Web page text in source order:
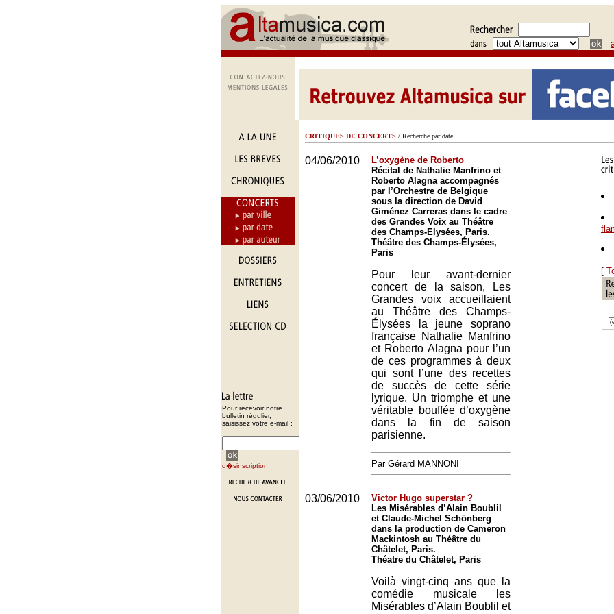
Pour recevoir notre
bulletin régulier,
saisissez votre e-mail :
d�sinscription
CRITIQUES DE CONCERTS / Recherche par date
04/06/2010
L’oxygène de Roberto
Récital de Nathalie Manfrino et
Roberto Alagna accompagnés
par l’Orchestre de Belgique
sous la direction de David
Giménez Carreras dans le cadre
des Grandes Voix au Théâtre
des Champs-Elysées, Paris.
Théâtre des Champs-Élysées,
Paris
Pour leur avant-dernier
concert de la saison, Les
Grandes voix accueillaient
au Théâtre des Champs-
Élysées la jeune soprano
française Nathalie Manfrino
et Roberto Alagna pour l’un
de ces programmes à deux
qui sont l’une des recettes
de succès de cette série
lyrique. Un triomphe et une
véritable bouffée d’oxygène
dans la fin de saison
parisienne.
Par Gérard MANNONI
03/06/2010
Victor Hugo superstar ?
Les Misérables d’Alain Boublil
et Claude-Michel Schönberg
dans la production de Cameron
Mackintosh au Théâtre du
Châtelet, Paris.
Théatre du Châtelet, Paris
Voilà vingt-cinq ans que la
comédie musicale les
Misérables d’Alain Boublil et
[